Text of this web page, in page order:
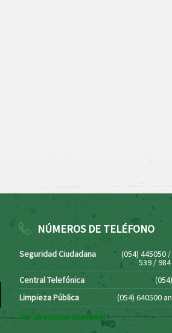
NÚMEROS DE TELÉFONO
Seguridad Ciudadana (054) 445050
539 /
Central Telefónica
Limpieza Pública
(054) 640500
Ver directorio municipal